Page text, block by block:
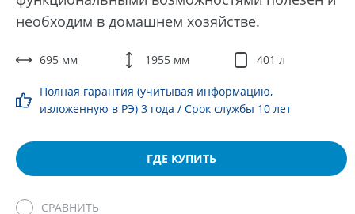
необходим в домашнем хозяйстве.
695 мм 1955 мм 401 л
Полная гарантия (учитывая информацию,
изложенную в РЭ) 3 года / Срок службы 10 лет
ГДЕ КУПИТЬ
СРАВНИТЬ